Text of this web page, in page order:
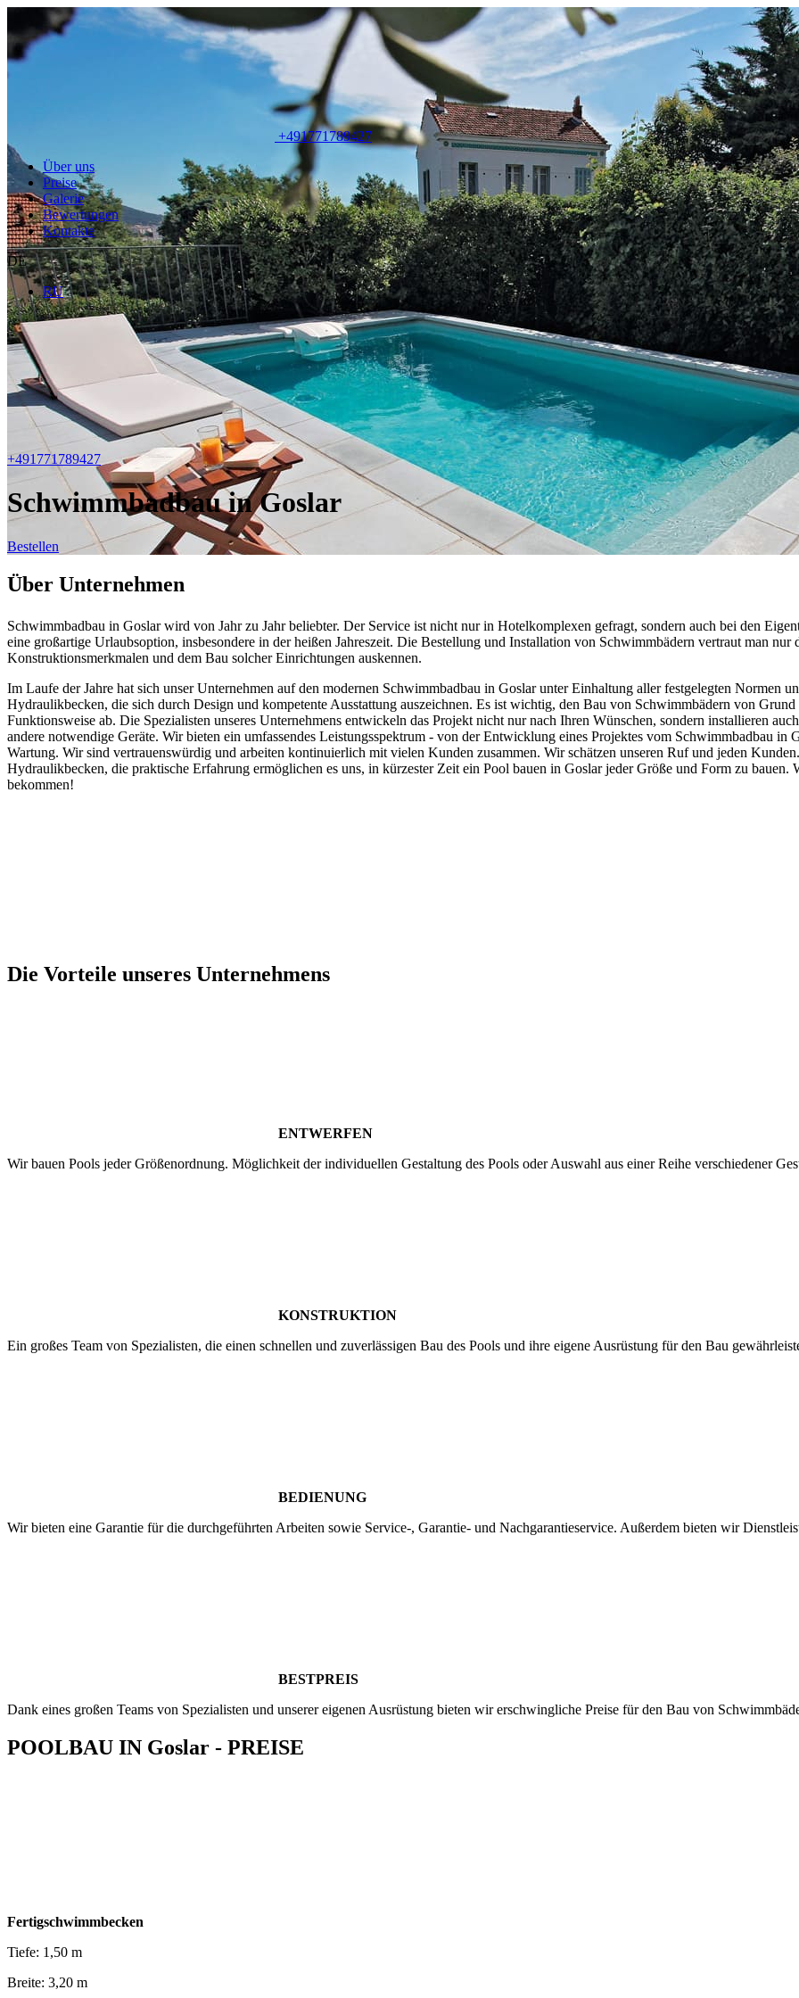
+491771789427
Über uns
Preise
Galerie
Bewertungen
Kontakte
DE
RU
+491771789427
Schwimmbadbau in Goslar
Bestellen
Über Unternehmen
Schwimmbadbau in Goslar wird von Jahr zu Jahr beliebter. Der Service ist nicht nur in Hotelkomplexen gefragt, sondern auch bei den
eine großartige Urlaubsoption, insbesondere in der heißen Jahreszeit. Die Bestellung und Installation von Schwimmbädern vertraut man
Konstruktionsmerkmalen und dem Bau solcher Einrichtungen auskennen.
Im Laufe der Jahre hat sich unser Unternehmen auf den modernen Schwimmbadbau in Goslar unter Einhaltung aller festgelegten Normen
Hydraulikbecken, die sich durch Design und kompetente Ausstattung auszeichnen. Es ist wichtig, den Bau von Schwimmbädern von
Funktionsweise ab. Die Spezialisten unseres Unternehmens entwickeln das Projekt nicht nur nach Ihren Wünschen, sondern installieren
andere notwendige Geräte. Wir bieten ein umfassendes Leistungsspektrum - von der Entwicklung eines Projektes vom Schwimmbadbau in
Wartung. Wir sind vertrauenswürdig und arbeiten kontinuierlich mit vielen Kunden zusammen. Wir schätzen unseren Ruf und jeden
Hydraulikbecken, die praktische Erfahrung ermöglichen es uns, in kürzester Zeit ein Pool bauen in Goslar jeder Größe und Form zu bauen.
bekommen!
Die Vorteile unseres Unternehmens
ENTWERFEN
Wir bauen Pools jeder Größenordnung. Möglichkeit der individuellen Gestaltung des Pools oder Auswahl aus einer Reihe verschiedener
KONSTRUKTION
Ein großes Team von Spezialisten, die einen schnellen und zuverlässigen Bau des Pools und ihre eigene Ausrüstung für den Bau
BEDIENUNG
Wir bieten eine Garantie für die durchgeführten Arbeiten sowie Service-, Garantie- und Nachgarantieservice. Außerdem bieten wir
BESTPREIS
Dank eines großen Teams von Spezialisten und unserer eigenen Ausrüstung bieten wir erschwingliche Preise für den Bau von
POOLBAU IN Goslar - PREISE
Fertigschwimmbecken
Tiefe: 1,50 m
Breite: 3,20 m